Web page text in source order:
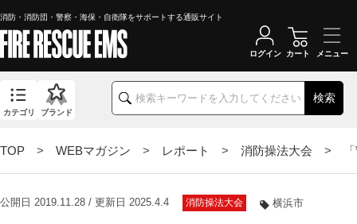
消防・消防団・警察・海保・自衛隊をサポートする通販サイト
検索
カテゴリ ブランド
ログイン カート
TOP > WEBマガジン > レポート > 消防操法大会 > 「守
公開日 2019.11.28 / 更新日 2025.4.4 消防操法大会 横浜市